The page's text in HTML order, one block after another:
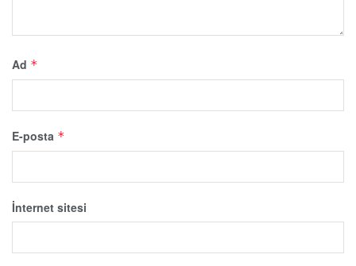
Ad *
E-posta *
İnternet sitesi